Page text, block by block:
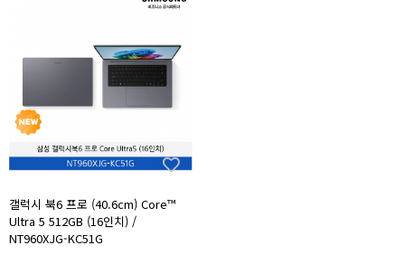
갤럭시 북6 프로 (40.6cm) Core™
Ultra 5 512GB (16인치) /
NT960XJG-KC51G